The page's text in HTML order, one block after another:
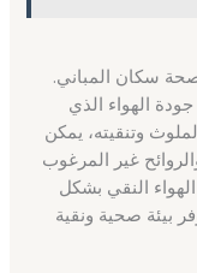
سكان المباني.
الهواء الذي
وتنقيته، يمكن
غير المرغوب
النقي بشكل
بيئة صحية ونقية